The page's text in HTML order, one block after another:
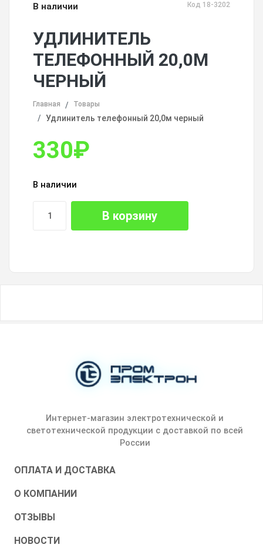
В наличии Код 18-3202
УДЛИНИТЕЛЬ
ТЕЛЕФОННЫЙ 20,0М
ЧЕРНЫЙ
Главная Товары
Удлинитель телефонный 20,0м черный
330₽
В наличии
В корзину
Интернет-магазин электротехнической и
светотехнической продукции с доставкой по всей
России
ОПЛАТА И ДОСТАВКА
О КОМПАНИИ
ОТЗЫВЫ
НОВОСТИ